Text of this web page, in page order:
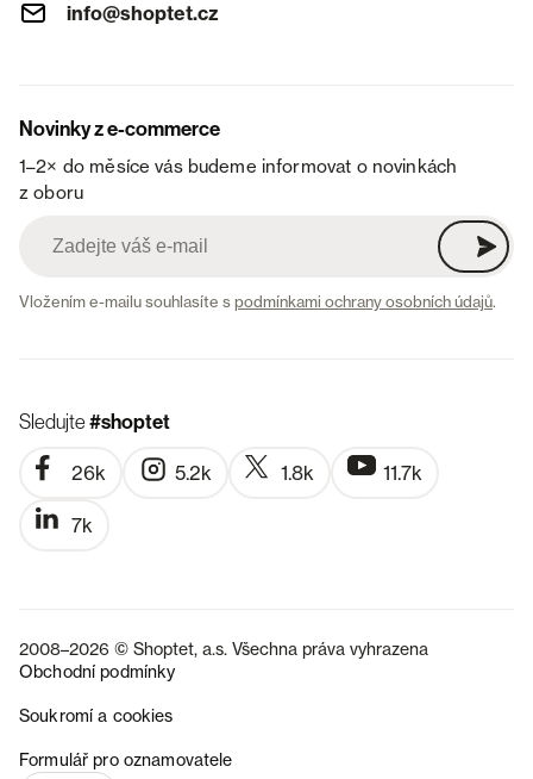
info@shoptet.cz
Novinky z e-commerce
1–2× do měsíce vás budeme informovat o novinkách
z oboru
Vložením e-mailu souhlasíte spodmínkami ochrany osobních údajů.
Sledujte#shoptet
26k 5.2k 1.8k 11.7k
7k
2008–2026 © Shoptet, a.s. Všechna práva vyhrazena
Obchodní podmínky
Soukromí a cookies
Formulář pro oznamovatele